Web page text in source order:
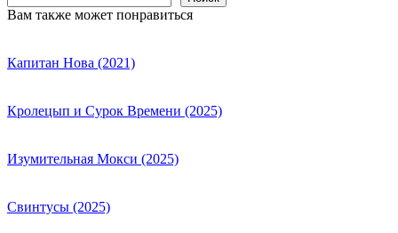
Вам также может понравиться
Капитан Нова (2021)
Кролецып и Сурок Времени (2025)
Изумительная Мокси (2025)
Свинтусы (2025)